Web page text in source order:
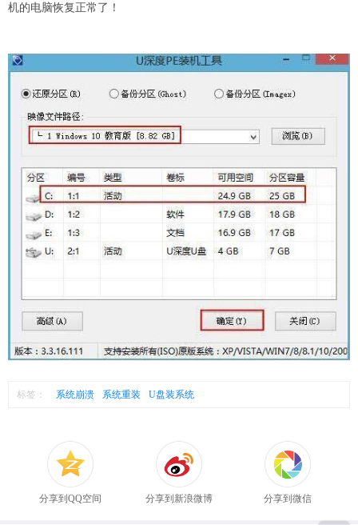
机的电脑恢复正常了！
标签： 系统崩溃 系统重装 U盘装系统
分享到QQ空间 分享到新浪微博 分享到微信